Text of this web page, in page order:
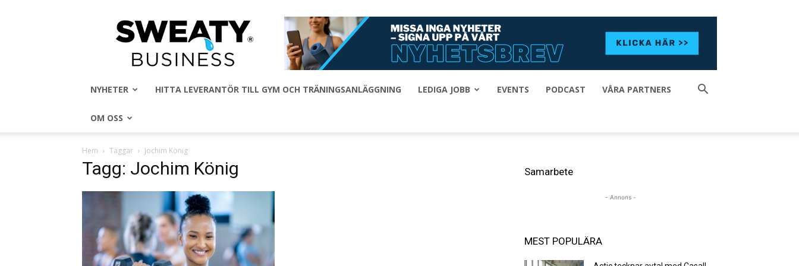
Sweaty
Business
NYHETER HITTA LEVERANTÖR TILL GYM OCH TRÄNINGSANLÄGGNING LEDIGA JOBB EVENTS PODCAST VÅRA PARTNERS
OM OSS
Hem Taggar Jochim König
Tagg: Jochim König Samarbete
- Annons -
MEST POPULÄRA